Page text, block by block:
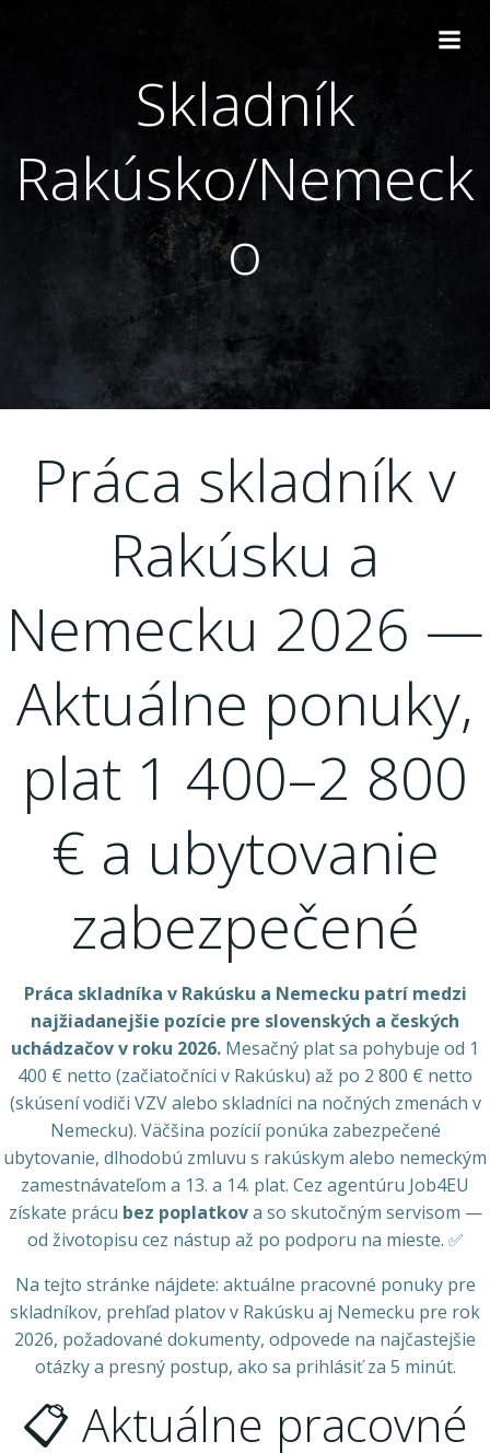
Skladník
Rakúsko/Nemeck
o
Práca skladník v
Rakúsku a
Nemecku 2026 —
Aktuálne ponuky,
plat 1 400–2 800
€ a ubytovanie
zabezpečené
Práca skladníka v Rakúsku a Nemecku patrí medzi
najžiadanejšie pozície pre slovenských a českých
uchádzačov v roku 2026. Mesačný plat sa pohybuje od 1
400 € netto (začiatočníci v Rakúsku) až po 2 800 € netto
(skúsení vodiči VZV alebo skladníci na nočných zmenách v
Nemecku). Väčšina pozícií ponúka zabezpečené
ubytovanie, dlhodobú zmluvu s rakúskym alebo nemeckým
zamestnávateľom a 13. a 14. plat. Cez agentúru Job4EU
získate prácu bez poplatkova so skutočným servisom —
od životopisu cez nástup až po podporu na mieste. ✅
Na tejto stránke nájdete: aktuálne pracovné ponuky pre
skladníkov, prehľad platov v Rakúsku aj Nemecku pre rok
2026, požadované dokumenty, odpovede na najčastejšie
otázky a presný postup, ako sa prihlásiť za 5 minút.
📋 Aktuálne pracovné